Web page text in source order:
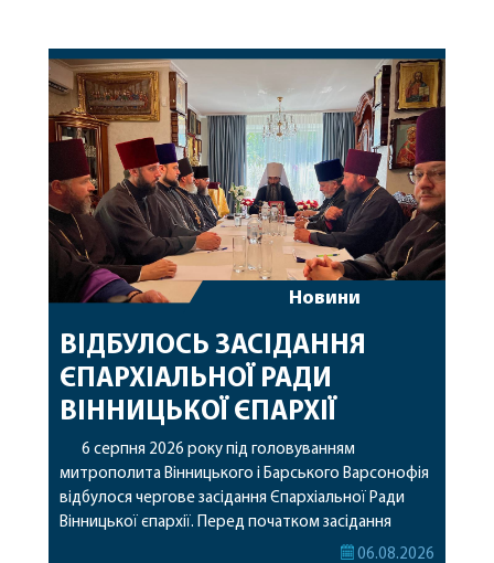
Новини
ВІДБУЛОСЬ ЗАСІДАННЯ
ЄПАРХІАЛЬНОЇ РАДИ
ВІННИЦЬКОЇ ЄПАРХІЇ
6 серпня 2026 року під головуванням
митрополита Вінницького і Барського Варсонофія
відбулося чергове засідання Єпархіальної Ради
Вінницької єпархії. Перед початком засідання
секретар Єпархіальної Ради від імені членів Ради
06.08.2026